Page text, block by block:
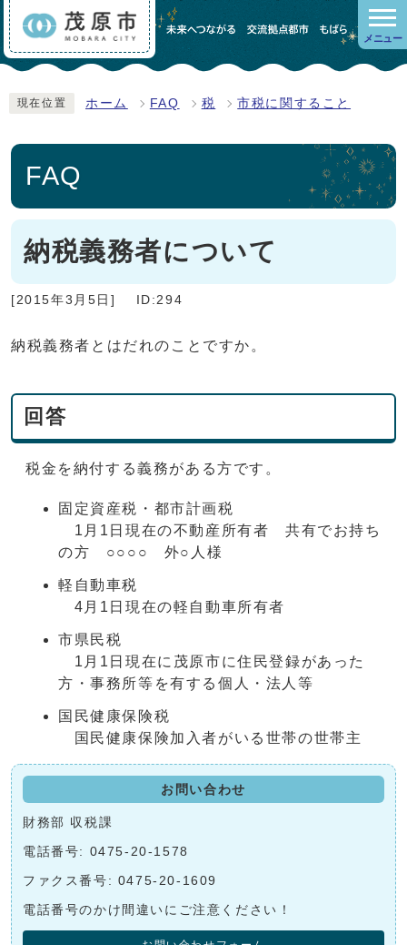
メニュー
現在位置 ホーム FAQ 税 市税に関すること
FAQ
納税義務者について
[2015年3月5日] ID:294
納税義務者とはだれのことですか。
回答
税金を納付する義務がある方です。
固定資産税・都市計画税
1月1日現在の不動産所有者 共有でお持ち
の方 ○○○○ 外○人様
軽自動車税
4月1日現在の軽自動車所有者
市県民税
1月1日現在に茂原市に住民登録があった
方・事務所等を有する個人・法人等
国民健康保険税
国民健康保険加入者がいる世帯の世帯主
お問い合わせ
財務部 収税課
電話番号: 0475-20-1578
ファクス番号: 0475-20-1609
電話番号のかけ間違いにご注意ください！